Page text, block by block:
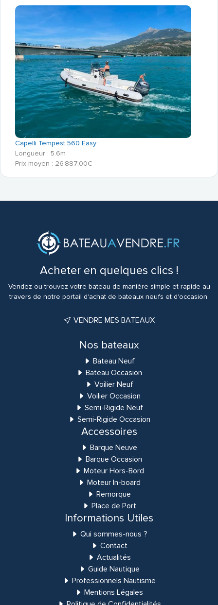
Capelli Tempest 560 Easy
Longueur : 5.6m
Prix moyen : 26 887,00€
Acheter en quelques clics !
Vendez ou trouvez votre bateau de manière simple et rapide au
travers de notre portail d'achat de bateaux neufs et d'occasion.
VENDRE MES BATEAUX
Nos bateaux
Bateau Neuf
Bateau Occasion
Voilier Neuf
Voilier Occasion
Semi-Rigide Neuf
Semi-Rigide Occasion
Accessoires
Barque Neuve
Barque Occasion
Moteur Hors-Bord
Moteur In-board
Remorque
Place de Port
Informations Utiles
Qui sommes-nous ?
Contact
Actualités
Guide Nautique
Professionnels Nautisme
Mentions Légales